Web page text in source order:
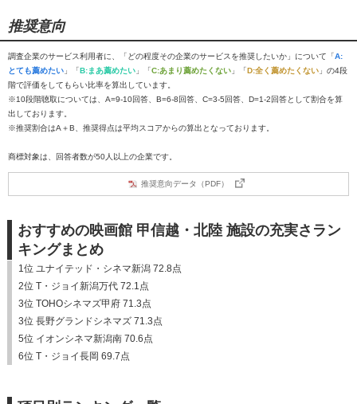
推奨意向
調査企業のサービス利用者に、「どの程度その企業のサービスを推奨したいか」について「A:
とても薦めたい 」「B:まあ薦めたい 」「C:あまり薦めたくない 」「D:全く薦めたくない 」の4段
階で評価をしてもらい比率を算出しています。
※10段階聴取については、A=9-10回答、B=6-8回答、C=3-5回答、D=1-2回答として割合を算
出しております。
※推奨割合はA＋B、推奨得点は平均スコアからの算出となっております。
商標対象は、回答者数が50人以上の企業です。
推奨意向データ（PDF）
おすすめの映画館 甲信越・北陸 施設の充実さラン
キングまとめ
1位 ユナイテッド・シネマ新潟 72.8点
2位 T・ジョイ新潟万代 72.1点
3位 TOHOシネマズ甲府 71.3点
3位 長野グランドシネマズ 71.3点
5位 イオンシネマ新潟南 70.6点
6位 T・ジョイ長岡 69.7点